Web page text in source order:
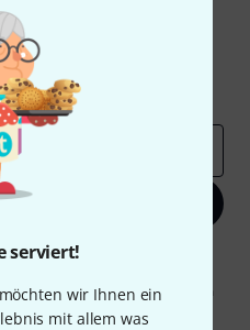
serviert!
wir Ihnen ein
mit allem was
und gewinne mit
Deals Thomann Insights
Sie dem Erhalt von E-Mail-
Mail-Nutzungsverhaltens zu. Die
Informationen finden Sie in